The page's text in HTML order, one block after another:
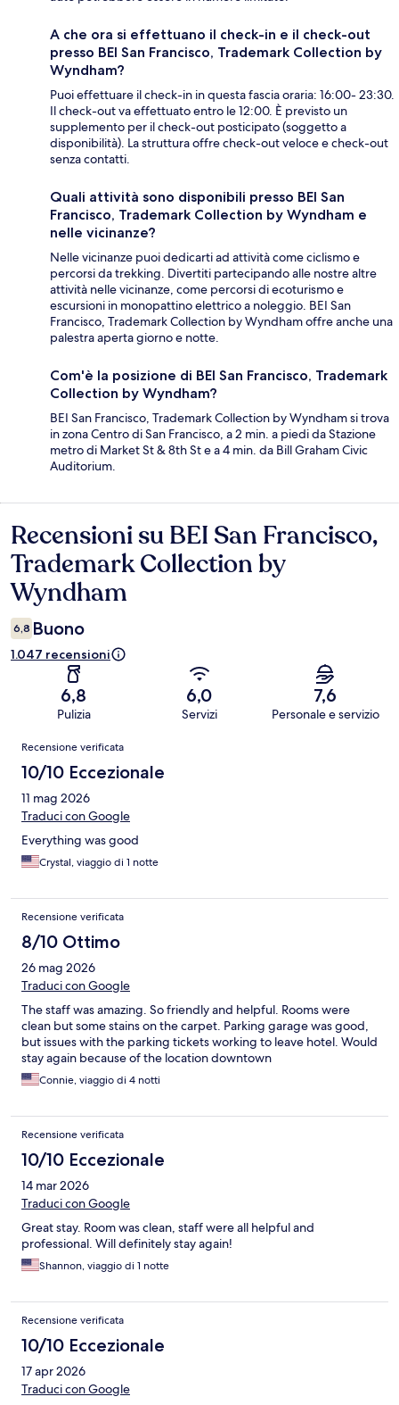
A che ora si effettuano il check-in e il check-out
presso BEI San Francisco, Trademark Collection by
Wyndham?
Puoi effettuare il check-in in questa fascia oraria: 16:00- 23:30.
Il check-out va effettuato entro le 12:00. È previsto un
supplemento per il check-out posticipato (soggetto a
disponibilità). La struttura offre check-out veloce e check-out
senza contatti.
Quali attività sono disponibili presso BEI San
Francisco, Trademark Collection by Wyndham e
nelle vicinanze?
Nelle vicinanze puoi dedicarti ad attività come ciclismo e
percorsi da trekking. Divertiti partecipando alle nostre altre
attività nelle vicinanze, come percorsi di ecoturismo e
escursioni in monopattino elettrico a noleggio. BEI San
Francisco, Trademark Collection by Wyndham offre anche una
palestra aperta giorno e notte.
Com'è la posizione di BEI San Francisco, Trademark
Collection by Wyndham?
BEI San Francisco, Trademark Collection by Wyndham si trova
in zona Centro di San Francisco, a 2 min. a piedi da Stazione
metro di Market St & 8th St e a 4 min. da Bill Graham Civic
Auditorium.
Recensioni
Recensioni su BEI San Francisco,
Trademark Collection by
Wyndham
6,8 Buono
1.047 recensioni
6,8
Pulizia
6,0
Servizi
7,6
Personale e servizio
Recensioni
Recensione verificata
10/10 Eccezionale
11 mag 2026
Traduci con Google
Everything was good
Crystal, viaggio di 1 notte
Recensione verificata
8/10 Ottimo
26 mag 2026
Traduci con Google
The staff was amazing. So friendly and helpful. Rooms were
clean but some stains on the carpet. Parking garage was good,
but issues with the parking tickets working to leave hotel. Would
stay again because of the location downtown
Connie, viaggio di 4 notti
Recensione verificata
10/10 Eccezionale
14 mar 2026
Traduci con Google
Great stay. Room was clean, staff were all helpful and
professional. Will definitely stay again!
Shannon, viaggio di 1 notte
Recensione verificata
10/10 Eccezionale
17 apr 2026
Traduci con Google